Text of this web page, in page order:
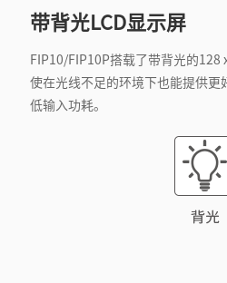
带背光LCD显示屏
FIP10/FIP10P搭载了带背光的128
使在光线不足的环境下也能提供更
低输入功耗。